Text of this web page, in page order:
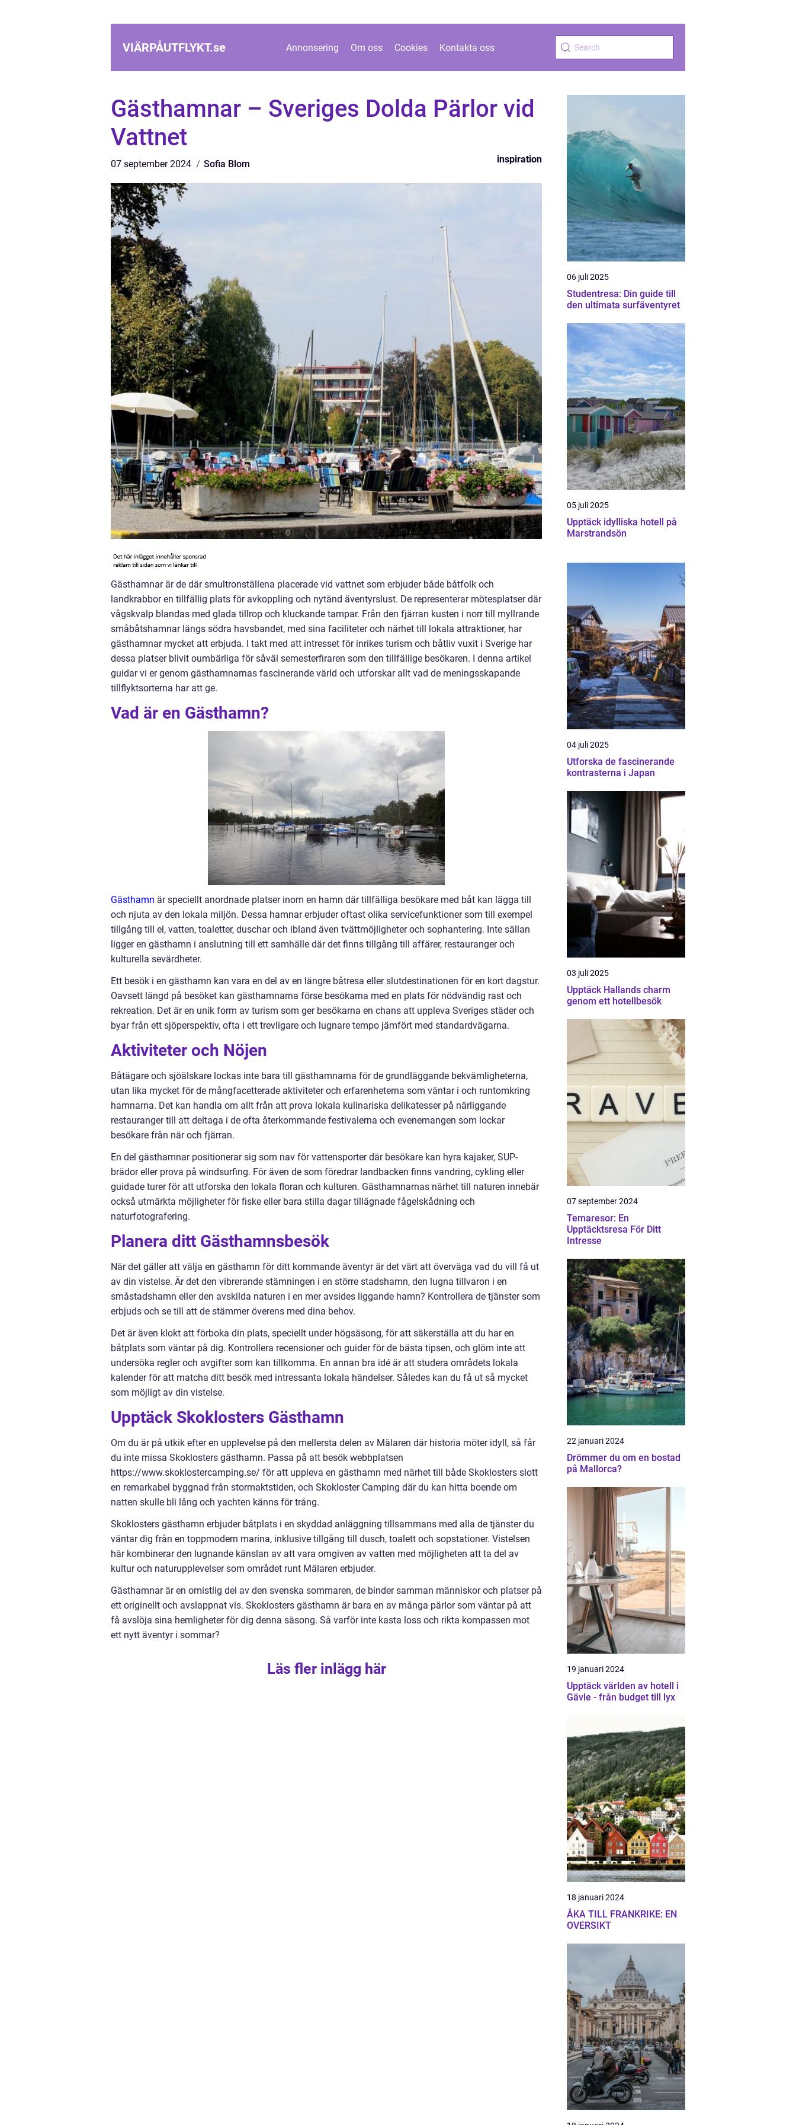
VIÄRPÅUTFLYKT.se Annonsering Om oss Cookies Kontakta oss
Gästhamnar – Sveriges Dolda Pärlor vid
Vattnet
07 september 2024 Sofia Blom inspiration
Gästhamnar är de där smultronställena placerade vid vattnet som erbjuder både båtfolk och
landkrabbor en tillfällig plats för avkoppling och nytänd äventyrslust. De representerar mötesplatser där
vågskvalp blandas med glada tillrop och kluckande tampar. Från den fjärran kusten i norr till myllrande
småbåtshamnar längs södra havsbandet, med sina faciliteter och närhet till lokala attraktioner, har
gästhamnar mycket att erbjuda. I takt med att intresset för inrikes turism och båtliv vuxit i Sverige har
dessa platser blivit oumbärliga för såväl semesterfiraren som den tillfällige besökaren. I denna artikel
guidar vi er genom gästhamnarnas fascinerande värld och utforskar allt vad de meningsskapande
tillflyktsorterna har att ge.
Vad är en Gästhamn?
Gästhamn är speciellt anordnade platser inom en hamn där tillfälliga besökare med båt kan lägga till
och njuta av den lokala miljön. Dessa hamnar erbjuder oftast olika servicefunktioner som till exempel
tillgång till el, vatten, toaletter, duschar och ibland även tvättmöjligheter och sophantering. Inte sällan
ligger en gästhamn i anslutning till ett samhälle där det finns tillgång till affärer, restauranger och
kulturella sevärdheter.
Ett besök i en gästhamn kan vara en del av en längre båtresa eller slutdestinationen för en kort dagstur.
Oavsett längd på besöket kan gästhamnarna förse besökarna med en plats för nödvändig rast och
rekreation. Det är en unik form av turism som ger besökarna en chans att uppleva Sveriges städer och
byar från ett sjöperspektiv, ofta i ett trevligare och lugnare tempo jämfört med standardvägarna.
Aktiviteter och Nöjen
Båtägare och sjöälskare lockas inte bara till gästhamnarna för de grundläggande bekvämligheterna,
utan lika mycket för de mångfacetterade aktiviteter och erfarenheterna som väntar i och runtomkring
hamnarna. Det kan handla om allt från att prova lokala kulinariska delikatesser på närliggande
restauranger till att deltaga i de ofta återkommande festivalerna och evenemangen som lockar
besökare från när och fjärran.
En del gästhamnar positionerar sig som nav för vattensporter där besökare kan hyra kajaker, SUP-
brädor eller prova på windsurfing. För även de som föredrar landbacken finns vandring, cykling eller
guidade turer för att utforska den lokala floran och kulturen. Gästhamnarnas närhet till naturen innebär
också utmärkta möjligheter för fiske eller bara stilla dagar tillägnade fågelskådning och
naturfotografering.
Planera ditt Gästhamnsbesök
När det gäller att välja en gästhamn för ditt kommande äventyr är det värt att överväga vad du vill få ut
av din vistelse. Är det den vibrerande stämningen i en större stadshamn, den lugna tillvaron i en
småstadshamn eller den avskilda naturen i en mer avsides liggande hamn? Kontrollera de tjänster som
erbjuds och se till att de stämmer överens med dina behov.
Det är även klokt att förboka din plats, speciellt under högsäsong, för att säkerställa att du har en
båtplats som väntar på dig. Kontrollera recensioner och guider för de bästa tipsen, och glöm inte att
undersöka regler och avgifter som kan tillkomma. En annan bra idé är att studera områdets lokala
kalender för att matcha ditt besök med intressanta lokala händelser. Således kan du få ut så mycket
som möjligt av din vistelse.
Upptäck Skoklosters Gästhamn
Om du är på utkik efter en upplevelse på den mellersta delen av Mälaren där historia möter idyll, så får
du inte missa Skoklosters gästhamn. Passa på att besök webbplatsen
https://www.skoklostercamping.se/ för att uppleva en gästhamn med närhet till både Skoklosters slott
en remarkabel byggnad från stormaktstiden, och Skokloster Camping där du kan hitta boende om
natten skulle bli lång och yachten känns för trång.
Skoklosters gästhamn erbjuder båtplats i en skyddad anläggning tillsammans med alla de tjänster du
väntar dig från en toppmodern marina, inklusive tillgång till dusch, toalett och sopstationer. Vistelsen
här kombinerar den lugnande känslan av att vara omgiven av vatten med möjligheten att ta del av
kultur och naturupplevelser som området runt Mälaren erbjuder.
Gästhamnar är en omistlig del av den svenska sommaren, de binder samman människor och platser på
ett originellt och avslappnat vis. Skoklosters gästhamn är bara en av många pärlor som väntar på att
få avslöja sina hemligheter för dig denna säsong. Så varför inte kasta loss och rikta kompassen mot
ett nytt äventyr i sommar?
Läs fler inlägg här
06 juli 2025
Studentresa: Din guide till
den ultimata surfäventyret
05 juli 2025
Upptäck idylliska hotell på
Marstrandsön
04 juli 2025
Utforska de fascinerande
kontrasterna i Japan
03 juli 2025
Upptäck Hallands charm
genom ett hotellbesök
07 september 2024
Temaresor: En
Upptäcktsresa För Ditt
Intresse
22 januari 2024
Drömmer du om en bostad
på Mallorca?
19 januari 2024
Upptäck världen av hotell i
Gävle - från budget till lyx
18 januari 2024
ÅKA TILL FRANKRIKE: EN
OVERSIKT